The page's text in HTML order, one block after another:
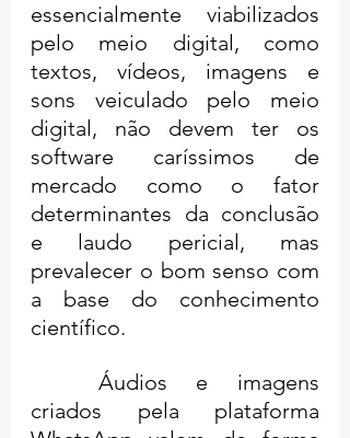
essencialmente viabilizados
pelo meio digital, como
textos, vídeos, imagens e
sons veiculado pelo meio
digital, não devem ter os
software caríssimos de
mercado como o fator
determinantes da conclusão
e laudo pericial, mas
prevalecer o bom senso com
a base do conhecimento
científico.
criados pela plataforma